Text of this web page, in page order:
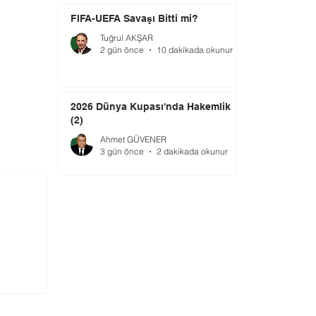
FIFA-UEFA Savaşı Bitti mi?
Tuğrul AKŞAR
2 gün önce
10 dakikada okunur
2026 Dünya Kupası'nda Hakemlik
(2)
Ahmet GÜVENER
3 gün önce
2 dakikada okunur